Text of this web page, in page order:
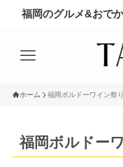
福岡のグルメ&おで
ホーム 福岡ボルドーワイン祭り
福岡ボルドー